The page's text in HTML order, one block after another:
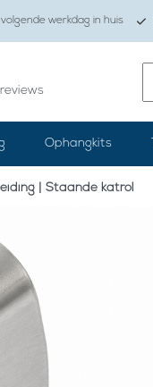
werkdag in huis
Ophangkits
| Staande katrol